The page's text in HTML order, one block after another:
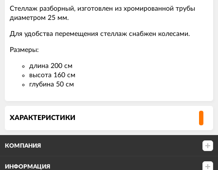
Стеллаж разборный, изготовлен из хромированной трубы
диаметром 25 мм.
Для удобства перемещения стеллаж снабжен колесами.
Размеры:
длина 200 см
высота 160 см
глубина 50 см
ХАРАКТЕРИСТИКИ
КОМПАНИЯ
ИНФОРМАЦИЯ